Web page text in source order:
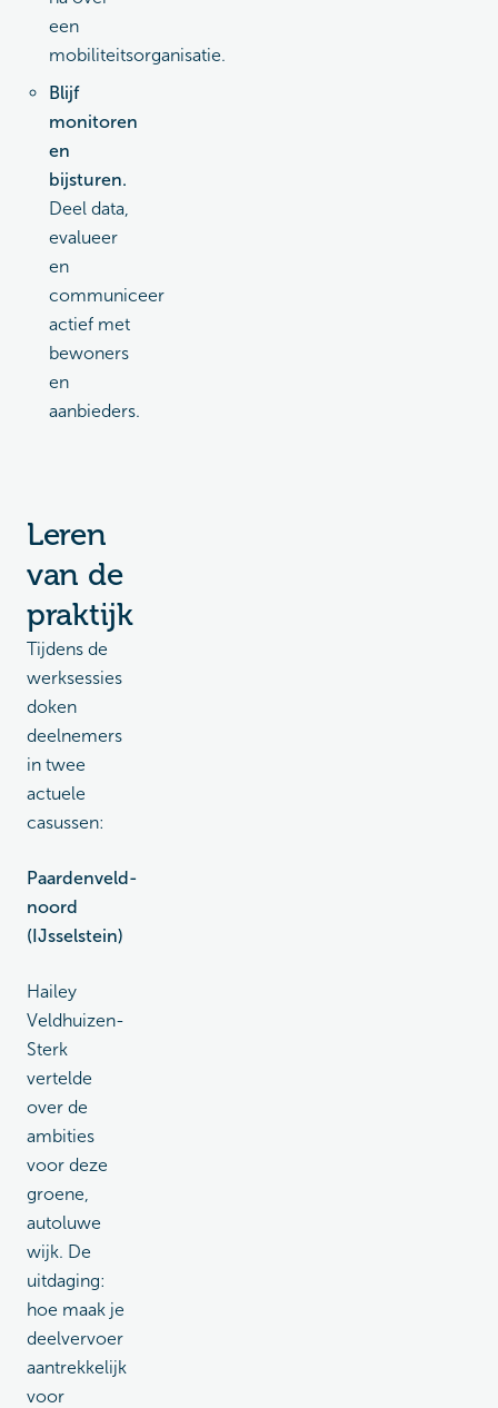
een
mobiliteitsorganisatie.
Blijf
monitoren
en
bijsturen.
Deel data,
evalueer
en
communiceer
actief met
bewoners
en
aanbieders.
Leren
van de
praktijk
Tijdens de
werksessies
doken
deelnemers
in twee
actuele
casussen:
Paardenveld-
noord
(IJsselstein)
Hailey
Veldhuizen-
Sterk
vertelde
over de
ambities
voor deze
groene,
autoluwe
wijk. De
uitdaging:
hoe maak je
deelvervoer
aantrekkelijk
voor